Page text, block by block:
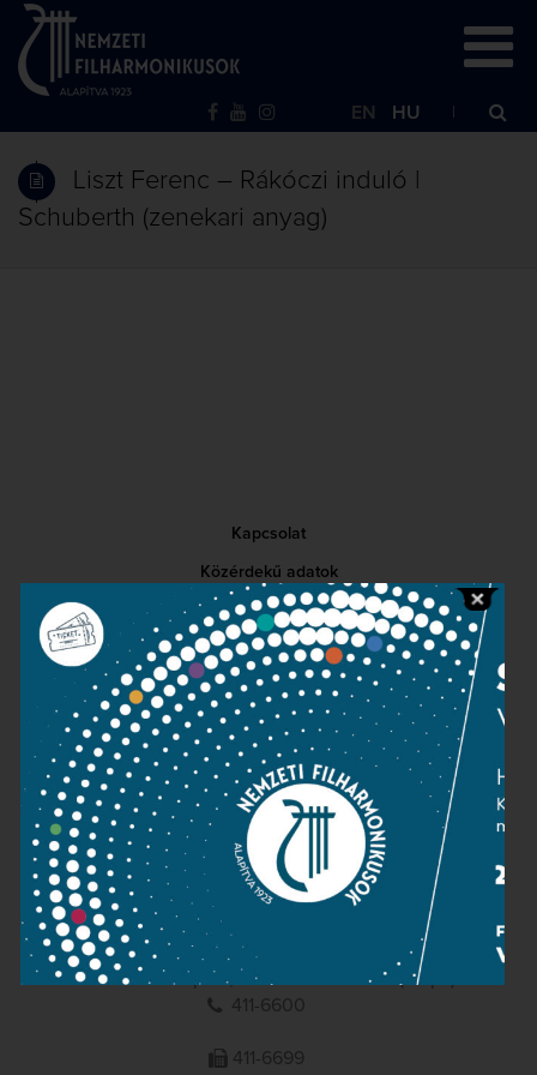
EN HU
Liszt Ferenc – Rákóczi induló |
Schuberth (zenekari anyag)
Kapcsolat
Közérdekű adatok
Sajtószoba
Adatvédelem
Impresszum
NEMZETI
FILHARMONIKUSOK
1095 Budapest, Komor Marcell u. 1. (Müpa)
411-6600
411-6699